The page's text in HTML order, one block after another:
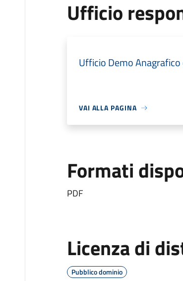
Ufficio
Ufficio Demo
VAI ALLA PAGINA
Formati
PDF
Licenza di
Pubblico dominio